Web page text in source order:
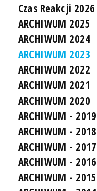
Czas Reakcji 2026
ARCHIWUM 2025
ARCHIWUM 2024
ARCHIWUM 2023
ARCHIWUM 2022
ARCHIWUM 2021
ARCHIWUM 2020
ARCHIWUM - 2019
ARCHIWUM - 2018
ARCHIWUM - 2017
ARCHIWUM - 2016
ARCHIWUM - 2015